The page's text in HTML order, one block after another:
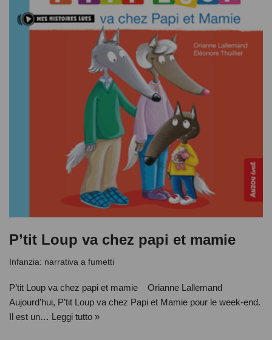
P’tit Loup va chez papi et mamie
Infanzia: narrativa a fumetti
P’tit Loup va chez papi et mamie Orianne Lallemand
Aujourd’hui, P’tit Loup va chez Papi et Mamie pour le week-end.
Il est un… Leggi tutto »